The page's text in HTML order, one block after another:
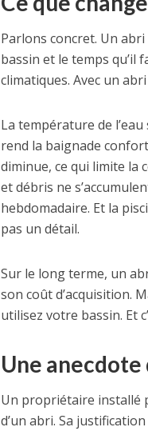
Parlons concret. Un
bassin et le temps qu’il
climatiques. Avec un
La température de
rend la baignade
diminue, ce qui limite la
et débris ne
hebdomadaire. Et la
pas un détail.
Sur le long terme, un
son coût d’acquisition.
utilisez votre bassin. Et
Une
Un propriétaire installé
d’un abri. Sa